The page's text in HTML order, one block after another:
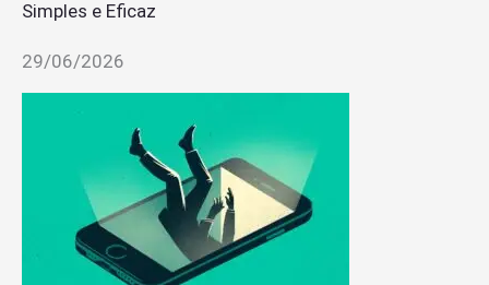
Simples e Eficaz
29/06/2026